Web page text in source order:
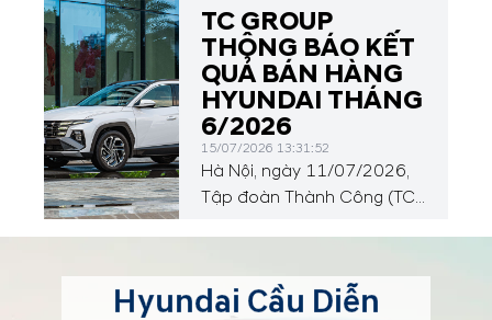
của người hâm mộ sẽ tiếp
tục hướng về Đông Nam Á
với ASEAN Hyundai Cup™
2026, diễn ra từ ngày 24
tháng 7 đến ngày 26 tháng
8 năm 2026.
TC GROUP
THÔNG BÁO KẾT
QUẢ BÁN HÀNG
HYUNDAI THÁNG
6/2026
15/07/2026 13:31:52
Hà Nội, ngày 11/07/2026,
Tập đoàn Thành Công (TC
tháng 6/2026 với tổng
doanh số đạt 3.746 xe. Tính
Hyundai Cầu Diễn